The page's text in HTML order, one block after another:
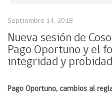
Septiembre 14, 2018
Nueva sesión de
Pago Oportuno y el
integridad y probidad
Pago Oportuno, cambios al